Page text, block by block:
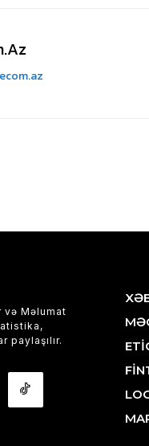
və Məlumat
paylaşılır.